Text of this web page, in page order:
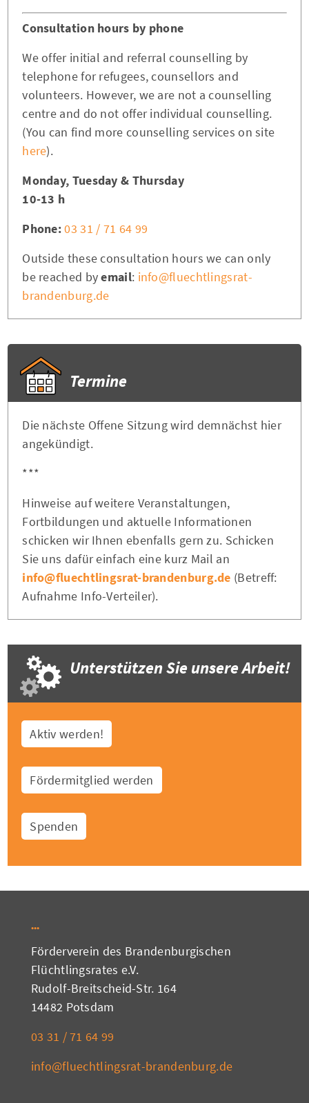
Consultation hours by phone
We offer initial and referral counselling by
telephone for refugees, counsellors and
volunteers. However, we are not a counselling
centre and do not offer individual counselling.
(You can find more counselling services on site
here).
Monday, Tuesday & Thursday
10-13 h
Phone:03 31 / 71 64 99
Outside these consultation hours we can only
be reached byemail: info@fluechtlingsrat-
brandenburg.de
Termine
Die nächste Offene Sitzung wird demnächst hier
angekündigt.
***
Hinweise auf weitere Veranstaltungen,
Fortbildungen und aktuelle Informationen
schicken wir Ihnen ebenfalls gern zu. Schicken
Sie uns dafür einfach eine kurz Mail an
info@fluechtlingsrat-brandenburg.de (Betreff:
Aufnahme Info-Verteiler).
Unterstützen Sie unsere Arbeit!
Aktiv werden!
Fördermitglied werden
Spenden
Förderverein des Brandenburgischen
Flüchtlingsrates e.V.
Rudolf-Breitscheid-Str. 164
14482 Potsdam
03 31 / 71 64 99
info@fluechtlingsrat-brandenburg.de